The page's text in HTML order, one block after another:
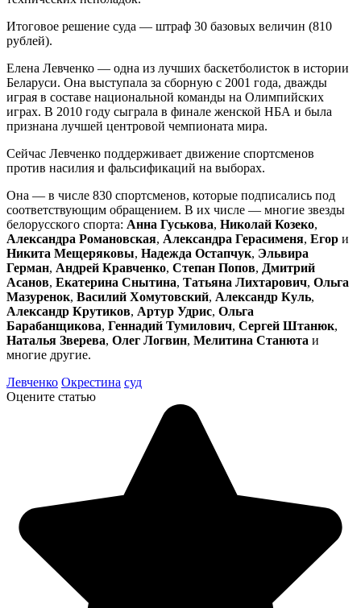
Итоговое решение суда — штраф 30 базовых величин (810
рублей).
Елена Левченко — одна из лучших баскетболисток в истории
Беларуси. Она выступала за сборную с 2001 года, дважды
играя в составе национальной команды на Олимпийских
играх. В 2010 году сыграла в финале женской НБА и была
признана лучшей центровой чемпионата мира.
Сейчас Левченко поддерживает движение спортсменов
против насилия и фальсификаций на выборах.
Она — в числе 830 спортсменов, которые подписались под
соответствующим обращением. В их числе — многие звезды
белорусского спорта: Анна Гуськова, Николай Козеко,
Александра Романовская, Александра Герасименя, Егор и
Никита Мещеряковы, Надежда Остапчук, Эльвира
Герман, Андрей Кравченко, Степан Попов, Дмитрий
Асанов, Екатерина Снытина, Татьяна Лихтарович, Ольга
Мазуренок, Василий Хомутовский, Александр Куль,
Александр Крутиков, Артур Удрис, Ольга
Барабанщикова, Геннадий Тумилович, Сергей Штанюк,
Наталья Зверева, Олег Логвин, Мелитина Станюта и
многие другие.
Левченко Окрестина суд
Оцените статью